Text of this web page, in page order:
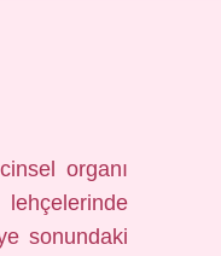
organı
sonundaki